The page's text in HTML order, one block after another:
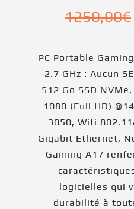
1250,00€
PC Portable
2.7 GHz : Aucun
512 Go SSD
1080 (Full HD)
3050, Wifi
Gigabit Ethernet,
Gaming A17
logicielles qui
durabilité à